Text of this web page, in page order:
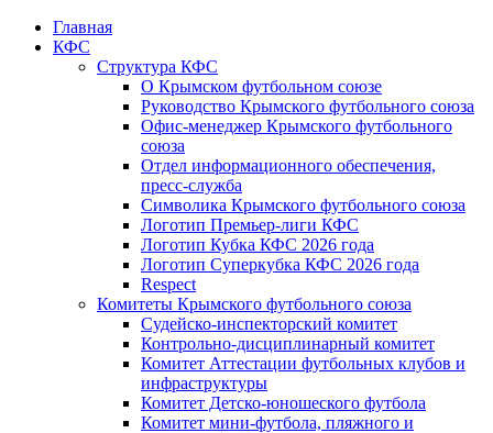
Главная
КФС
Структура КФС
О Крымском футбольном союзе
Руководство Крымского футбольного союза
Офис-менеджер Крымского футбольного
союза
Отдел информационного обеспечения,
пресс-служба
Символика Крымского футбольного союза
Логотип Премьер-лиги КФС
Логотип Кубка КФС 2026 года
Логотип Суперкубка КФС 2026 года
Respect
Комитеты Крымского футбольного союза
Судейско-инспекторский комитет
Контрольно-дисциплинарный комитет
Комитет Аттестации футбольных клубов и
инфраструктуры
Комитет Детско-юношеского футбола
Комитет мини-футбола, пляжного и